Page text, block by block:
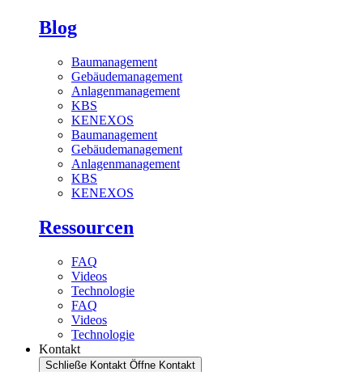
Blog
Baumanagement
Gebäudemanagement
Anlagenmanagement
KBS
KENEXOS
Baumanagement
Gebäudemanagement
Anlagenmanagement
KBS
KENEXOS
Ressourcen
FAQ
Videos
Technologie
FAQ
Videos
Technologie
Kontakt
Schließe Kontakt Öffne Kontakt